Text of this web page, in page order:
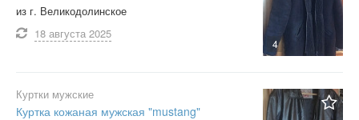
4
из г. Великодолинское
18 августа 2025
Куртки мужские
Куртка кожаная мужская "mustang"